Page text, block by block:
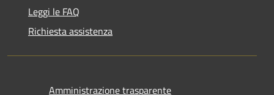
Leggi le FAQ
Richiesta assistenza
Amministrazione trasparente